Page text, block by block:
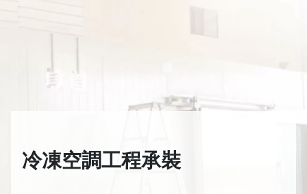
冷凍空調工程承裝